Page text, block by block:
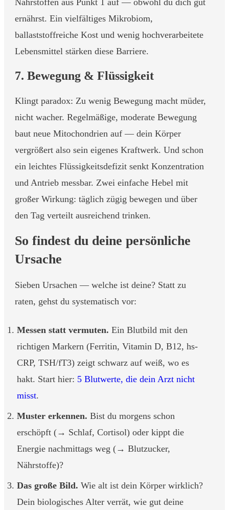
Nährstoffen aus Punkt 1 auf — obwohl du dich gut
ernährst. Ein vielfältiges Mikrobiom,
ballaststoffreiche Kost und wenig hochverarbeitete
Lebensmittel stärken diese Barriere.
7. Bewegung & Flüssigkeit
Klingt paradox: Zu wenig Bewegung macht müder,
nicht wacher. Regelmäßige, moderate Bewegung
baut neue Mitochondrien auf — dein Körper
vergrößert also sein eigenes Kraftwerk. Und schon
ein leichtes Flüssigkeitsdefizit senkt Konzentration
und Antrieb messbar. Zwei einfache Hebel mit
großer Wirkung: täglich zügig bewegen und über
den Tag verteilt ausreichend trinken.
So findest du deine persönliche
Ursache
Sieben Ursachen — welche ist deine? Statt zu
raten, gehst du systematisch vor:
Messen statt vermuten. Ein Blutbild mit den
richtigen Markern (Ferritin, Vitamin D, B12, hs-
CRP, TSH/fT3) zeigt schwarz auf weiß, wo es
hakt. Start hier: 5 Blutwerte, die dein Arzt nicht
misst.
Muster erkennen. Bist du morgens schon
erschöpft (→ Schlaf, Cortisol) oder kippt die
Energie nachmittags weg (→ Blutzucker,
Nährstoffe)?
Das große Bild. Wie alt ist dein Körper wirklich?
Dein biologisches Alter verrät, wie gut deine